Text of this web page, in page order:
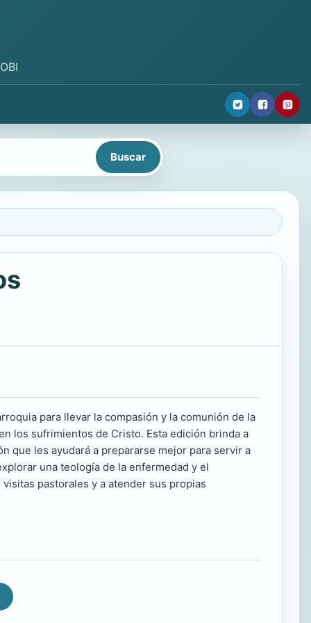
para llevar la compasión y la comunión de la
los sufrimientos de Cristo. Esta edición brinda a
que les ayudará a prepararse mejor para servir a
una teología de la enfermedad y el
pastorales y a atender sus propias